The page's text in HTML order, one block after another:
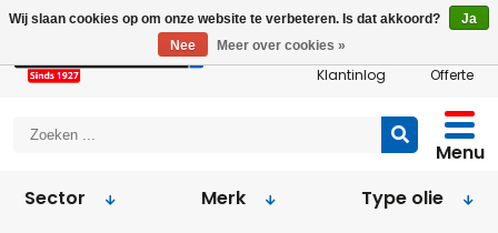
Klantinlog Offerte
Menu
Sector
Merk Type olie
Wij slaan cookies op om onze website te verbeteren. Is dat akkoord?
Ja
Nee
Meer over cookies »